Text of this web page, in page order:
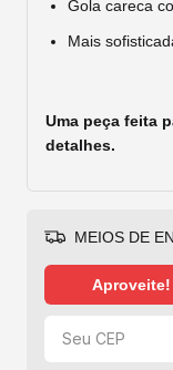
Gola careca
Mais
Uma peça feita
detalhes.
MEIOS DE
Aproveite!